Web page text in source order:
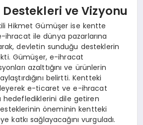
Destekleri ve Vizyonu
Hikmet Gümüşer ise kentte
ile dünya pazarlarına
devletin sunduğu desteklerin
Gümüşer, e-ihracat
azalttığını ve ürünlerin
belirtti. Kentteki
e-ticaret ve e-ihracat
hedeflediklerini dile getiren
öneminin kentteki
katkı sağlayacağını vurguladı.